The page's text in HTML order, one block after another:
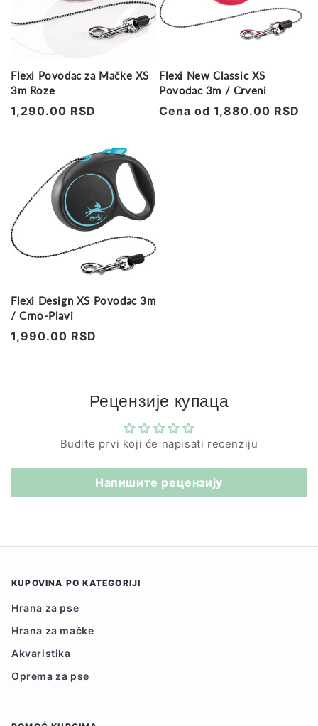
Flexi Povodac za Mačke XS
3m Roze
Regularna
1,290.00 RSD
Flexi New Classic XS
Povodac 3m / Crveni
Regularna
Cena od 1,880.00 RSD
Flexi Design XS Povodac 3m
/ Crno-Plavi
Regularna
1,990.00 RSD
Рецензије купаца
Budite prvi koji će napisati recenziju
Напишите рецензију
KUPOVINA PO KATEGORIJI
Hrana za pse
Hrana za mačke
Akvaristika
Oprema za pse